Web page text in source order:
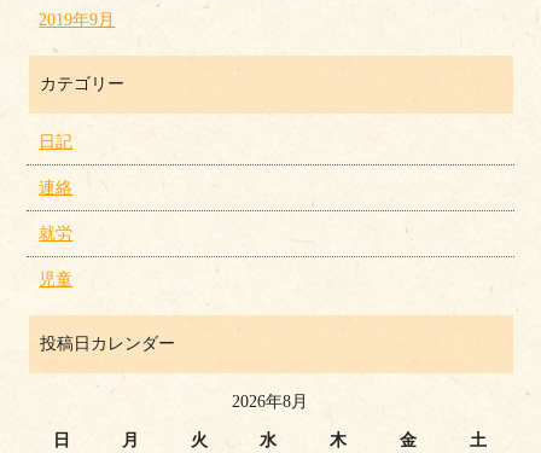
2019年9月
カテゴリー
日記
連絡
就労
児童
投稿日カレンダー
2026年8月
日 月 火 水 木 金 土